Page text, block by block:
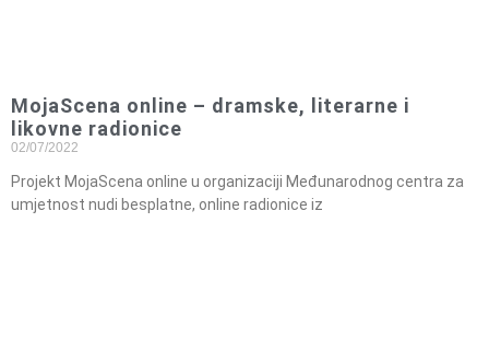
MojaScena online – dramske, literarne i
likovne radionice
02/07/2022
Projekt MojaScena online u organizaciji Međunarodnog centra za
umjetnost nudi besplatne, online radionice iz